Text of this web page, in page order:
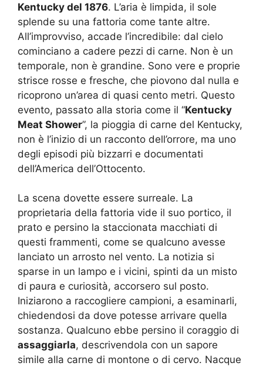
Kentucky del 1876. L’aria è limpida, il sole
splende su una fattoria come tante altre.
All’improvviso, accade l’incredibile: dal cielo
cominciano a cadere pezzi di carne. Non è un
temporale, non è grandine. Sono vere e proprie
strisce rosse e fresche, che piovono dal nulla e
ricoprono un’area di quasi cento metri. Questo
evento, passato alla storia come il “Kentucky
Meat Shower”, la pioggia di carne del Kentucky,
non è l’inizio di un racconto dell’orrore, ma uno
degli episodi più bizzarri e documentati
dell’America dell’Ottocento.
La scena dovette essere surreale. La
proprietaria della fattoria vide il suo portico, il
prato e persino la staccionata macchiati di
questi frammenti, come se qualcuno avesse
lanciato un arrosto nel vento. La notizia si
sparse in un lampo e i vicini, spinti da un misto
di paura e curiosità, accorsero sul posto.
Iniziarono a raccogliere campioni, a esaminarli,
chiedendosi da dove potesse arrivare quella
sostanza. Qualcuno ebbe persino il coraggio di
assaggiarla, descrivendola con un sapore
simile alla carne di montone o di cervo. Nacque